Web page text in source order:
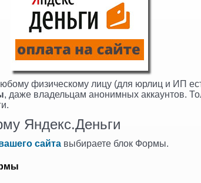
физическому лицу (для юрлиц и ИП
, даже владельцам анонимных аккаунтов.
Яндекс.Деньги
сайта выбираете блок Формы.